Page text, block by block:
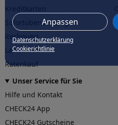
Anpassen
Datenschutzerklärung
Cookierichtlinie
Sofortüberweisung
Rechnung
Lastschrift
Ratenkauf
Unser Service für Sie
Hilfe und Kontakt
CHECK24 App
CHECK24 Gutscheine